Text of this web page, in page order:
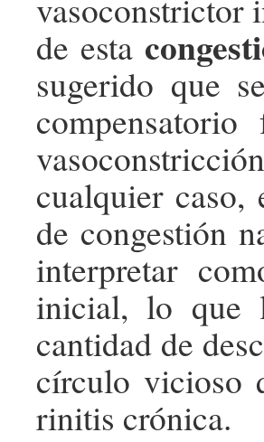
vasoconstrictor
de esta
sugerido que
cualquier caso,
de congestión
interpretar
inicial, lo que
cantidad de
círculo vicioso
rinitis crónica.